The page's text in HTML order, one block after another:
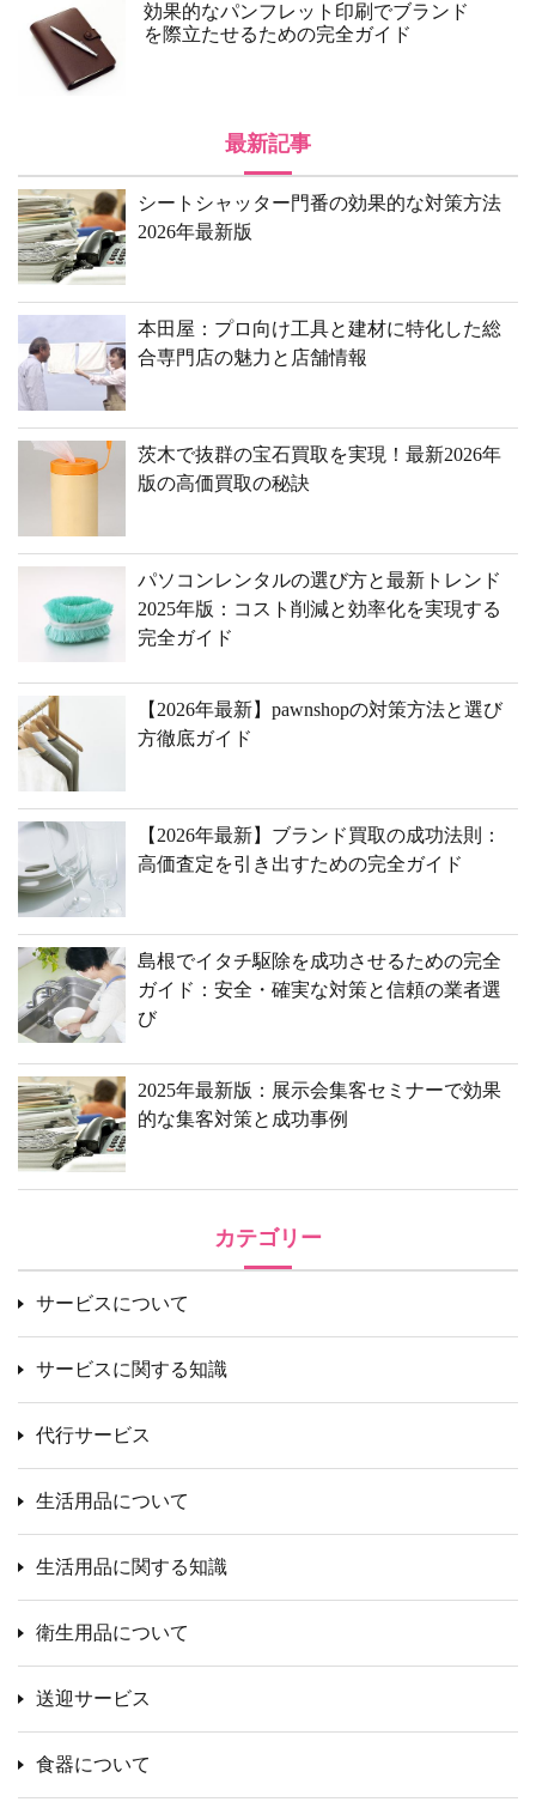
効果的なパンフレット印刷でブランド
を際立たせるための完全ガイド
最新記事
シートシャッター門番の効果的な対策方法
2026年最新版
本田屋：プロ向け工具と建材に特化した総
合専門店の魅力と店舗情報
茨木で抜群の宝石買取を実現！最新2026年
版の高価買取の秘訣
パソコンレンタルの選び方と最新トレンド
2025年版：コスト削減と効率化を実現する
完全ガイド
【2026年最新】pawnshopの対策方法と選び
方徹底ガイド
【2026年最新】ブランド買取の成功法則：
高価査定を引き出すための完全ガイド
島根でイタチ駆除を成功させるための完全
ガイド：安全・確実な対策と信頼の業者選
び
2025年最新版：展示会集客セミナーで効果
的な集客対策と成功事例
カテゴリー
サービスについて
サービスに関する知識
代行サービス
生活用品について
生活用品に関する知識
衛生用品について
送迎サービス
食器について